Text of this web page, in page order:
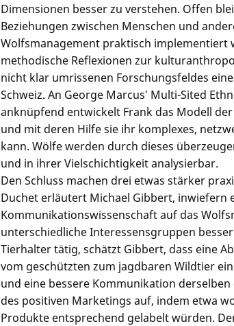
Dimensionen besser zu verstehen. Offen
Beziehungen zwischen Menschen und
Wolfsmanagement praktisch implementiert
methodische Reflexionen zur
nicht klar umrissenen Forschungsfeldes
Schweiz. An George Marcusʼ Multi-Sited
anknüpfend entwickelt Frank das Modell
und mit deren Hilfe sie ihr komplexes,
kann. Wölfe werden durch dieses
und in ihrer Vielschichtigkeit analysierbar.
Den Schluss machen drei etwas stärker
Duchet erläutert Michael Gibbert, inwiefern
Kommunikationswissenschaft auf das
unterschiedliche Interessensgruppen
Tierhalter tätig, schätzt Gibbert, dass eine
vom geschützten zum jagdbaren Wildtier
und eine bessere Kommunikation
des positiven Marketings auf, indem etwa
Produkte entsprechend gelabelt würden.